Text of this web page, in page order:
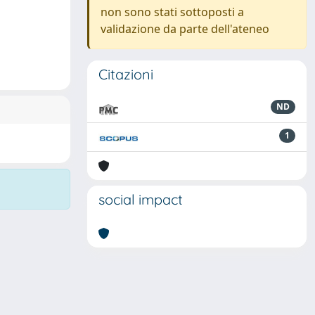
non sono stati sottoposti a
validazione da parte dell'ateneo
Citazioni
ND
1
social impact